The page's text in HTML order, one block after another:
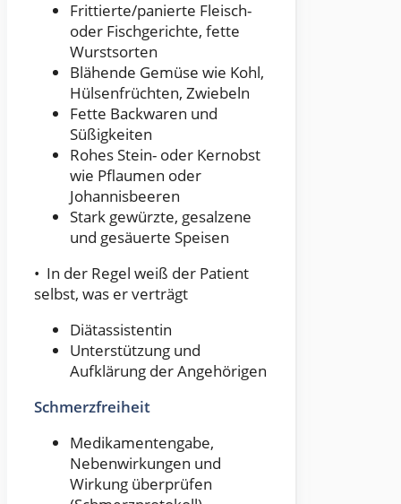
Frittierte/panierte Fleisch-
oder Fischgerichte, fette
Wurstsorten
Blähende Gemüse wie Kohl,
Hülsenfrüchten, Zwiebeln
Fette Backwaren und
Süßigkeiten
Rohes Stein- oder Kernobst
wie Pflaumen oder
Johannisbeeren
Stark gewürzte, gesalzene
und gesäuerte Speisen
• In der Regel weiß der Patient
selbst, was er verträgt
Diätassistentin
Unterstützung und
Aufklärung der Angehörigen
Schmerzfreiheit
Medikamentengabe,
Nebenwirkungen und
Wirkung überprüfen